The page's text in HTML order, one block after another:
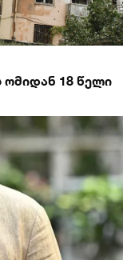
18 წელი